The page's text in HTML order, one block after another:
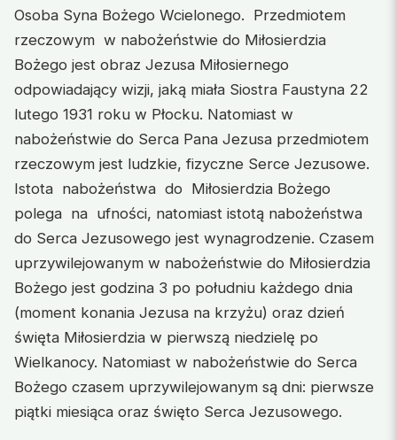
Osoba Syna Bożego Wcielonego. Przedmiotem
rzeczowym w nabożeństwie do Miłosierdzia
Bożego jest obraz Jezusa Miłosiernego
odpowiadający wizji, jaką miała Siostra Faustyna 22
lutego 1931 roku w Płocku. Natomiast w
nabożeństwie do Serca Pana Jezusa przedmiotem
rzeczowym jest ludzkie, fizyczne Serce Jezusowe.
Istota nabożeństwa do Miłosierdzia Bożego
polega na ufności, natomiast istotą nabożeństwa
do Serca Jezusowego jest wynagrodzenie. Czasem
uprzywilejowanym w nabożeństwie do Miłosierdzia
Bożego jest godzina 3 po południu każdego dnia
(moment konania Jezusa na krzyżu) oraz dzień
święta Miłosierdzia w pierwszą niedzielę po
Wielkanocy. Natomiast w nabożeństwie do Serca
Bożego czasem uprzywilejowanym są dni: pierwsze
piątki miesiąca oraz święto Serca Jezusowego.